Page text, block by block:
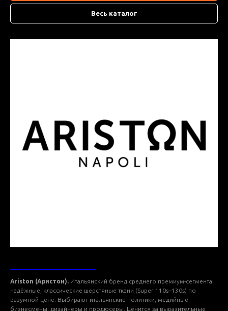
Весь каталог
Ariston (Аристон). Итальянский бренд среднего премиум-сегмента:
надёжные, классические шерстяные ткани (Super 110s–130s) по
разумной цене. Выбирают итальянские политики, медийные
бизнесмены, дизайнеры и продюсеры. Ценится за выразительные